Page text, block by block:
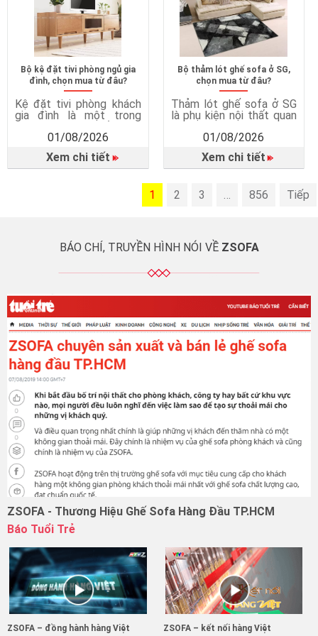
viên cùng […]
hợp hai […]
Bộ kệ đặt tivi phòng ngủ gia
đình, chọn mua từ đâu?
Kệ đặt tivi phòng khách
gia đình là một trong
trọng giúp phòng khách
trở nên gọn gàng, tiện
nghi và thẩm mỹ hơn.
Không chỉ đơn thuần là
01/08/2026
Xem chi tiết
Bộ thảm lót ghế sofa ở SG,
chọn mua từ đâu?
Thảm lót ghế sofa ở SG
là phụ kiện nội thất quan
không gian phòng khách
và mang lại nhiều lợi ích
trong quá trình sử dụng.
Thảm lót ghế sofa không
trí mà còn góp phần bảo
01/08/2026
Xem chi tiết
1 2 3 … 856 Tiếp
BÁO CHÍ, TRUYỀN HÌNH NÓI VỀ ZSOFA
ZSOFA - Thương Hiệu Ghế Sofa Hàng Đầu TP.HCM
Báo Tuổi Trẻ
ZSOFA – đồng hành hàng Việt ZSOFA – kết nối hàng Việt